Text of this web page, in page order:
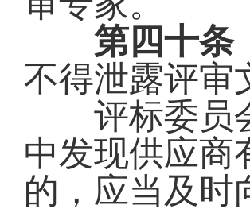
第四十条
不得泄露评审
评标委员会
中发现供应商
的，应当及时